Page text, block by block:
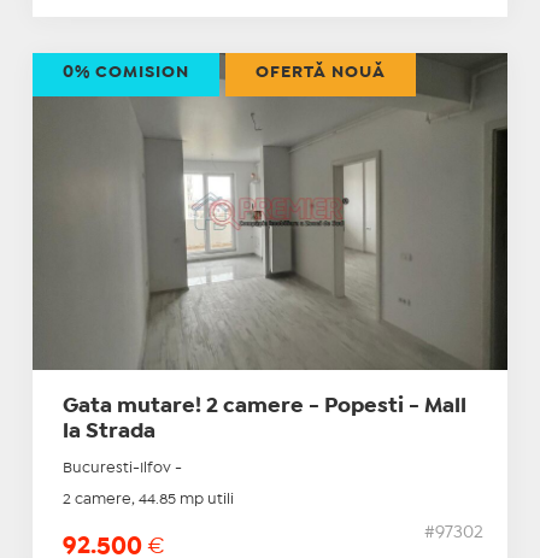
Gata mutare! 2 camere - Popesti - Mall
la Strada
Bucuresti-Ilfov -
2 camere, 44.85 mp utili
92.500 €
#97302
0% COMISION OFERTĂ NOUĂ